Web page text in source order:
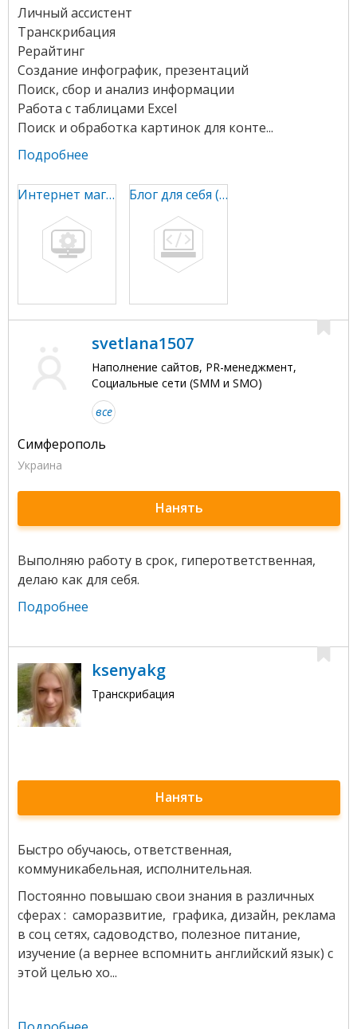
Личный ассистент
Транскрибация
Рерайтинг
Создание инфографик, презентаций
Поиск, сбор и анализ информации
Работа с таблицами Excel
Поиск и обработка картинок для конте...
Подробнее
Интернет магазин по продаже запасных частей для ка Блог для себя (не закончен)
svetlana1507
Наполнение сайтов, PR-менеджмент,
Социальные сети (SMM и SMO)
все
Симферополь
Украина
Нанять
Выполняю работу в срок, гиперответственная,
делаю как для себя.
Подробнее
ksenyakg
Транскрибация
Нанять
Быстро обучаюсь, ответственная,
коммуникабельная, исполнительная.
Постоянно повышаю свои знания в различных
сферах : саморазвитие, графика, дизайн, реклама
в соц сетях, садоводство, полезное питание,
изучение (а вернее вспомнить английский язык) с
этой целью хо...